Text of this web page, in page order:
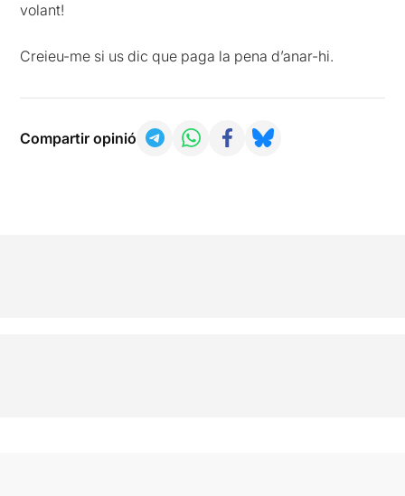
volant!
Creieu-me si us dic que paga la pena d’anar-hi.
Compartir opinió